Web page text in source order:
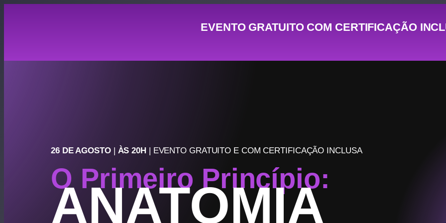
EVENTO GRATUITO COM CERTIFICAÇÃO
26 DE AGOSTO| ÀS 20H| EVENTO GRATUITO E COM CERTIFICAÇÃO INCLUSA
O Primeiro Princípio:
ANATOMIA